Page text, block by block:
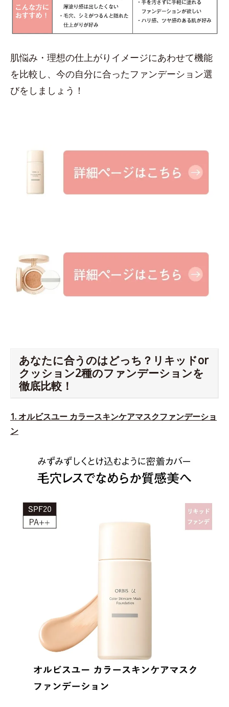
肌悩み・理想の仕上がりイメージにあわせて機能
を比較し、今の自分に合ったファンデーション選
びをしましょう！
あなたに合うのはどっち？リキッドor
クッション2種のファンデーションを
徹底比較！
1. オルビスユー カラースキンケアマスクファンデーショ
ン